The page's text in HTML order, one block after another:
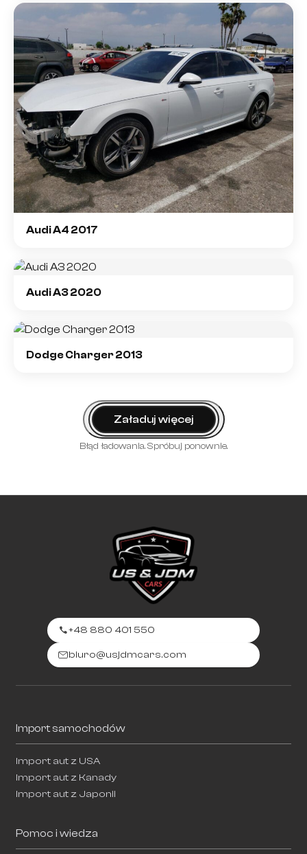
Audi A4 2017
Audi A3 2020
Dodge Charger 2013
Załaduj więcej
Błąd ładowania. Spróbuj ponownie.
+48 880 401 550
biuro@usjdmcars.com
Import samochodów
Import aut z USA
Import aut z Kanady
Import aut z Japonii
Pomoc i wiedza